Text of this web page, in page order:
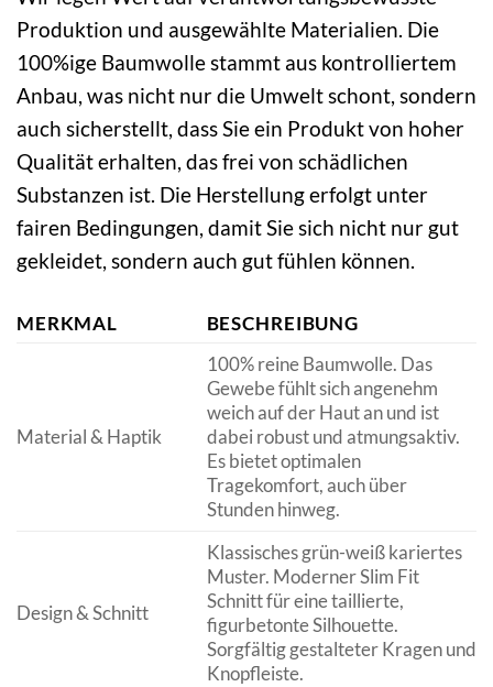
Produktion und ausgewählte Materialien. Die
100%ige Baumwolle stammt aus kontrolliertem
Anbau, was nicht nur die Umwelt schont, sondern
auch sicherstellt, dass Sie ein Produkt von hoher
Qualität erhalten, das frei von schädlichen
Substanzen ist. Die Herstellung erfolgt unter
fairen Bedingungen, damit Sie sich nicht nur gut
gekleidet, sondern auch gut fühlen können.
MERKMAL BESCHREIBUNG
Material & Haptik
100% reine Baumwolle. Das
Gewebe fühlt sich angenehm
weich auf der Haut an und ist
dabei robust und atmungsaktiv.
Es bietet optimalen
Tragekomfort, auch über
Stunden hinweg.
Design & Schnitt
Klassisches grün-weiß kariertes
Muster. Moderner Slim Fit
Schnitt für eine taillierte,
figurbetonte Silhouette.
Sorgfältig gestalteter Kragen und
Knopfleiste.